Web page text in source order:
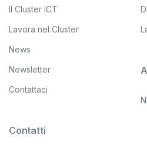
Il Cluster ICT
Lavora nel Cluster
News
Newsletter
Contattaci
Contatti